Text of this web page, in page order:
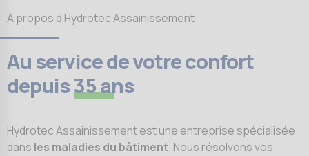
À propos d’Hydrotec Assainissement
Au service de votre confort
depuis35 ans
Hydrotec Assainissement est une entreprise spécialisée
dans les maladies du bâtiment. Nous résolvons vos